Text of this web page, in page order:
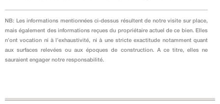
NB: Les informations mentionnées ci-dessus résultent de notre visite sur place,
mais également des informations reçues du propriétaire actuel de ce bien. Elles
n’ont vocation ni à l’exhaustivité, ni à une stricte exactitude notamment quant
aux surfaces relevées ou aux époques de construction. A ce titre, elles ne
sauraient engager notre responsabilité.